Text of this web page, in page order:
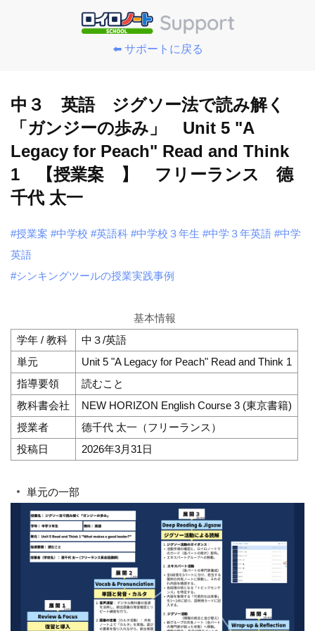
⬅️ サポートに戻る
中３ 英語 ジグソー法で読み解く
「ガンジーの歩み」 Unit 5 "A
Legacy for Peach" Read and Think
1 【授業案 】 フリーランス 德
千代 太一
#授業案 #中学校 #英語科 #中学校３年生 #中学３年英語 #中学
英語
#シンキングツールの授業実践事例
基本情報
学年 / 教科
中３/英語
単元
Unit 5 "A Legacy for Peach" Read and Think 1
指導要領
読むこと
教科書会社
NEW HORIZON English Course 3 (東京書籍)
授業者
德千代 太一（フリーランス）
投稿日
2026年3月31日
単元の一部